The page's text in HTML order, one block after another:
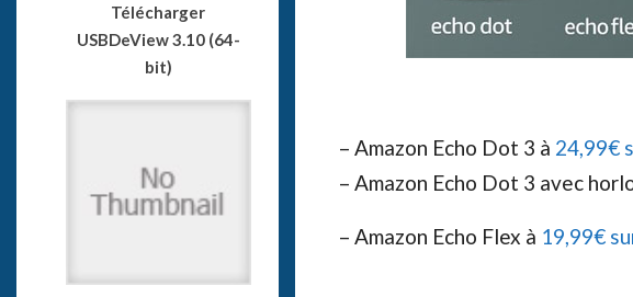
– Amazon Echo Dot 3 à 24,99€
– Amazon Echo Dot 3 avec
– Amazon Echo Flex à 19,99€
Télécharger
USBDeView 3.10 (64-
bit)